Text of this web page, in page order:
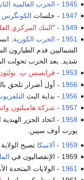
1945
- الحرب العالمية
1947 - جلسات الكونگرس
1949
- "البنك المركزي
1951
- الحرب الكورية:
الشماليين قدم
شديد. بعد الحرب تحولت
1953
- فرانسس پ.
1956 - أول أضرار تلحق
1956 - بداية البث
1957
- شركة هاميلتون
1958 - اتحاد الجزر
پورت أوف سپين.
1959
- ألاسكا تصبح الولاية
1959 - الإنفصاليون في
1961 - الولايات المتحدة